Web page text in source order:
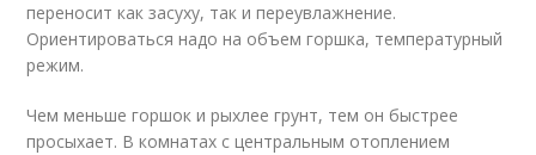
переносит как засуху, так и переувлажнение.
Ориентироваться надо на объем горшка, температурный
режим.
Чем меньше горшок и рыхлее грунт, тем он быстрее
просыхает. В комнатах с центральным отоплением